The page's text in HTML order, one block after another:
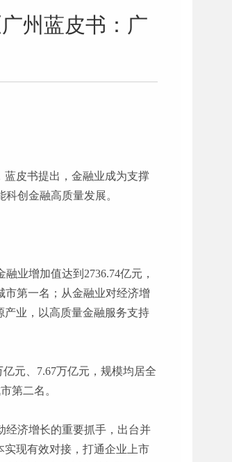
州蓝皮书：广
蓝皮书提出，金融业成为支撑
创金融高质量发展。
融业增加值达到2736.74亿元，
市第一名；从金融业对经济增
产业，以高质量金融服务支持
元、7.67万亿元，规模均居全
第二名。
经济增长的重要抓手，出台并
实现有效对接，打通企业上市